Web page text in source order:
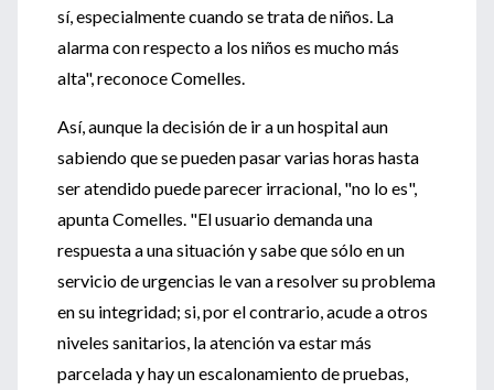
sí, especialmente cuando se trata de niños. La
alarma con respecto a los niños es mucho más
alta", reconoce Comelles.
Así, aunque la decisión de ir a un hospital aun
sabiendo que se pueden pasar varias horas hasta
ser atendido puede parecer irracional, "no lo es",
apunta Comelles. "El usuario demanda una
respuesta a una situación y sabe que sólo en un
servicio de urgencias le van a resolver su problema
en su integridad; si, por el contrario, acude a otros
niveles sanitarios, la atención va estar más
parcelada y hay un escalonamiento de pruebas,